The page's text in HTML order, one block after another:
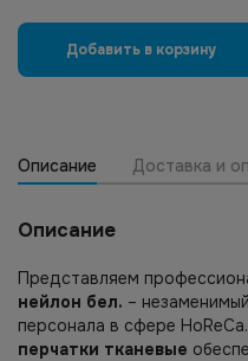
Добавить в корзину
Описание Доставка и
Описание
Представляем
нейлон бел. –
персонала в сфере
перчатки тканевые